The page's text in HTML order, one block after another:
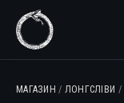
МАГАЗИН / ЛОНГСЛІВИ /